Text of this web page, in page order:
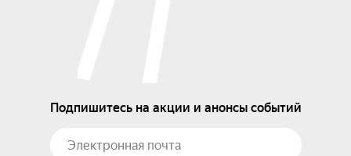
Подпишитесь на акции и анонсы событий